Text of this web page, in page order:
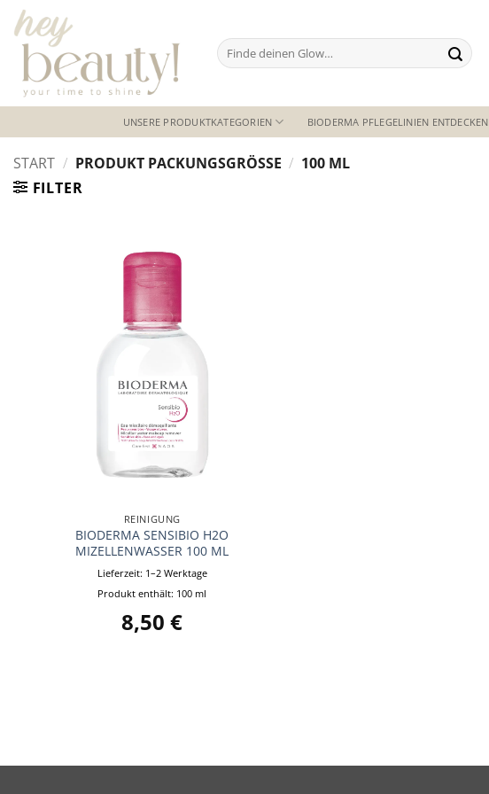
Zum
Inhalt
springen
Suchen
nach:
UNSERE PRODUKTKATEGORIEN BIODERMA PFLEGELINIEN ENTDECKEN
START / PRODUKT PACKUNGSGRÖSSE / 100 ML
FILTER
REINIGUNG
BIODERMA SENSIBIO H2O
MIZELLENWASSER 100 ML
Lieferzeit: 1–2 Werktage
Produkt enthält: 100 ml
8,50€